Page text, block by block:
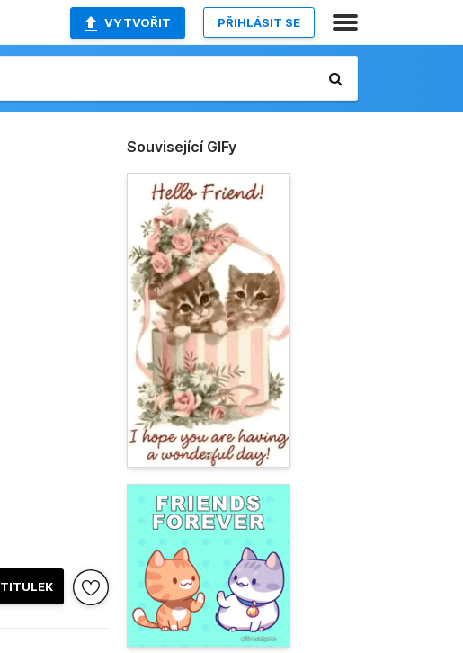
VYTVOŘIT PŘIHLÁSIT SE
TITULEK
Související GIFy